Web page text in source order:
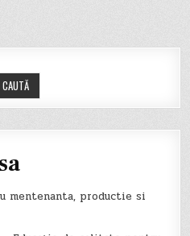
CAUTĂ
mentenanta, productie si